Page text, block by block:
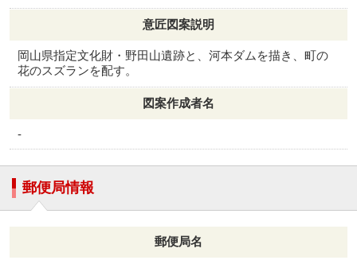
意匠図案説明
岡山県指定文化財・野田山遺跡と、河本ダムを描き、町の
花のスズランを配す。
図案作成者名
-
郵便局情報
郵便局名